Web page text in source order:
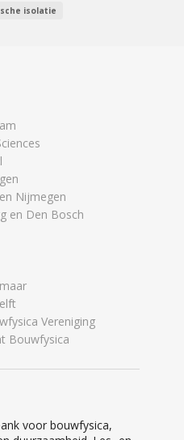
isolatie
Nijmegen
en Den Bosch
Vereniging
Bouwfysica
voor bouwfysica,